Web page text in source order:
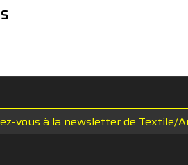
vous à la newsletter de Textile/